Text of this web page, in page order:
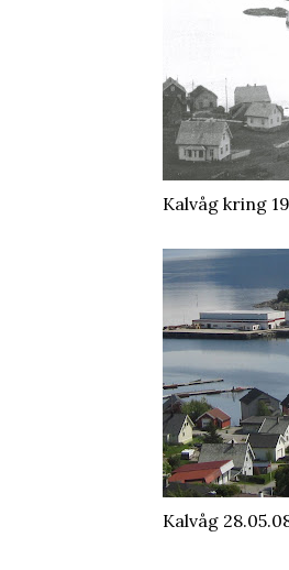
Kalvåg kring
Kalvåg